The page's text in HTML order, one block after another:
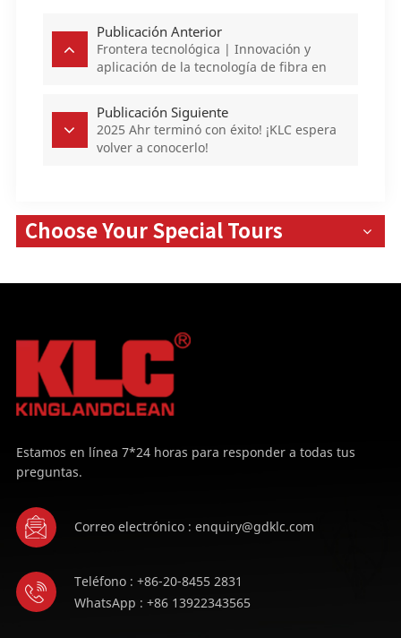
Publicación Anterior
Frontera tecnológica | Innovación y
aplicación de la tecnología de fibra en
Publicación Siguiente
2025 Ahr terminó con éxito! ¡KLC espera
volver a conocerlo!
Choose Your Special Tours
Estamos en línea 7*24 horas para responder a todas tus
preguntas.
Correo electrónico : enquiry@gdklc.com
Teléfono : +86-20-8455 2831
WhatsApp : +86 13922343565